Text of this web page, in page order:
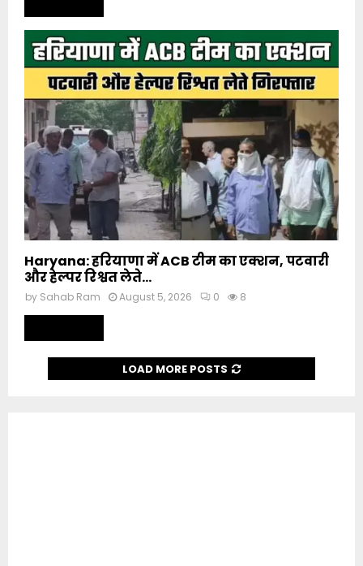
Haryana: हरियाणा में ACB टीम का एक्शन, पटवारी
और हेल्पर रिश्वत लेते...
by Sahab Ram August 5, 2026 0 8
LOAD MORE POSTS